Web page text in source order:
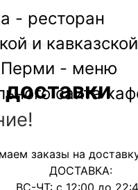
заказы на
ДОСТАВКА: